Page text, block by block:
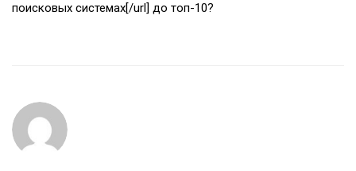
поисковых системах[/url] до топ-10?